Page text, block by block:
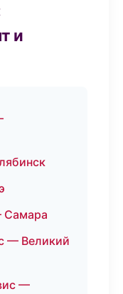
и
Самара
— Великий
—